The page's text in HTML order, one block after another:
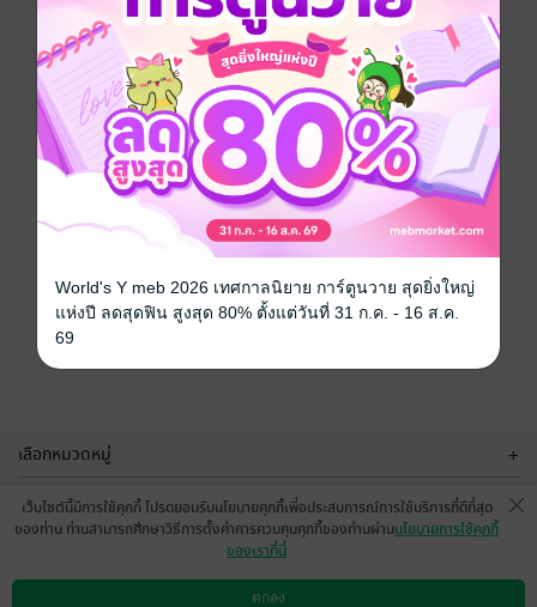
เลือกหมวดหมู่ +
บริการช่วยเหลือ +
เว็บไซต์นี้มีการใช้คุกกี้ โปรดยอมรับนโยบายคุกกี้เพื่อประสบการณ์การใช้บริการที่ดีที่สุด
ของท่าน ท่านสามารถศึกษาวิธีการตั้งค่าการควบคุมคุกกี้ของท่านผ่านนโยบายการใช้คุกกี้
ของเราที่นี่
ตกลง
World's Y meb 2026 เทศกาลนิยาย การ์ตูนวาย สุดยิ่งใหญ่
แห่งปี ลดสุดฟิน สูงสุด 80% ตั้งแต่วันที่ 31 ก.ค. - 16 ส.ค.
69